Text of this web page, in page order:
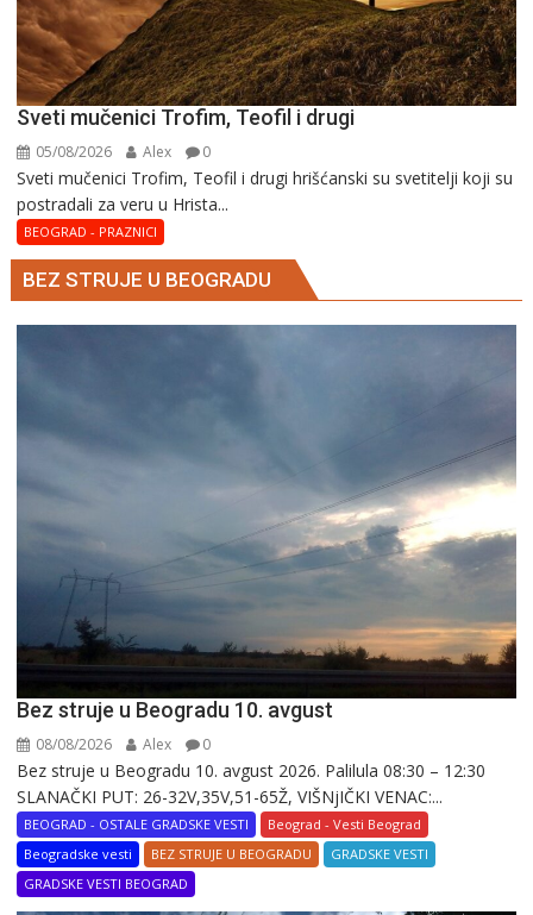
Sveti mučenici Trofim, Teofil i drugi
05/08/2026 Alex 0
Sveti mučenici Trofim, Teofil i drugi hrišćanski su svetitelji koji su
postradali za veru u Hrista...
BEOGRAD - PRAZNICI
BEZ STRUJE U BEOGRADU
Bez struje u Beogradu 10. avgust
08/08/2026 Alex 0
Bez struje u Beogradu 10. avgust 2026. Palilula 08:30 – 12:30
SLANAČKI PUT: 26-32V,35V,51-65Ž, VIŠNjIČKI VENAC:...
BEOGRAD - OSTALE GRADSKE VESTI
Beograd - Vesti Beograd
Beogradske vesti
BEZ STRUJE U BEOGRADU
GRADSKE VESTI
GRADSKE VESTI BEOGRAD